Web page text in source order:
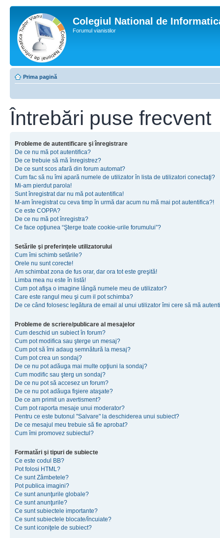
Colegiul National de
Forumul vianistilor
Prima pagină
Întrebări puse frecvent
Probleme de autentificare şi înregistrare
De ce nu mă pot autentifica?
De ce trebuie să mă înregistrez?
De ce sunt scos afară din forum automat?
Cum fac să nu îmi apară numele de utilizator în lista de utilizatori conectaţi?
Mi-am pierdut parola!
Sunt înregistrat dar nu mă pot autentifica!
M-am înregistrat cu ceva timp în urmă dar acum nu mă mai pot autentifica?!
Ce este COPPA?
De ce nu mă pot înregistra?
Ce face opţiunea “Şterge toate cookie-urile forumului”?
Setările şi preferinţele utilizatorului
Cum îmi schimb setările?
Orele nu sunt corecte!
Am schimbat zona de fus orar, dar ora tot este greşită!
Limba mea nu este în listă!
Cum pot afişa o imagine lângă numele meu de utilizator?
Care este rangul meu şi cum il pot schimba?
De ce când folosesc legătura de email al unui utilizator îmi cere să mă
Probleme de scriere/publicare al mesajelor
Cum deschid un subiect în forum?
Cum pot modifica sau şterge un mesaj?
Cum pot să îmi adaug semnătură la mesaj?
Cum pot crea un sondaj?
De ce nu pot adăuga mai multe opţiuni la sondaj?
Cum modific sau şterg un sondaj?
De ce nu pot să accesez un forum?
De ce nu pot adăuga fişiere ataşate?
De ce am primit un avertisment?
Cum pot raporta mesaje unui moderator?
Pentru ce este butonul "Salvare" la deschiderea unui subiect?
De ce mesajul meu trebuie să fie aprobat?
Cum îmi promovez subiectul?
Formatări şi tipuri de subiecte
Ce este codul BB?
Pot folosi HTML?
Ce sunt Zâmbetele?
Pot publica imagini?
Ce sunt anunţurile globale?
Ce sunt anunţurile?
Ce sunt subiectele importante?
Ce sunt subiectele blocate/încuiate?
Ce sunt iconiţele de subiect?